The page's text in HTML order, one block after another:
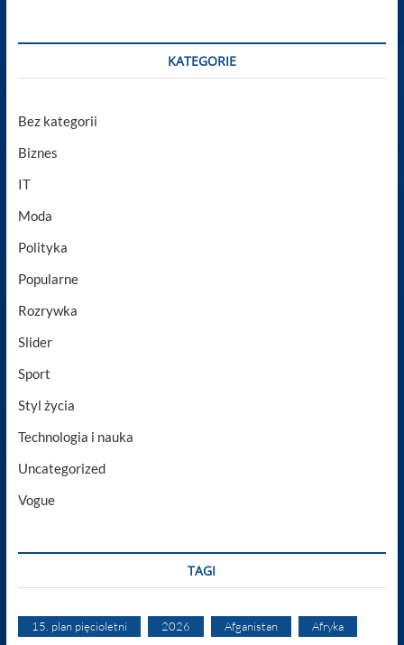
KATEGORIE
Bez kategorii
Biznes
IT
Moda
Polityka
Popularne
Rozrywka
Slider
Sport
Styl życia
Technologia i nauka
Uncategorized
Vogue
TAGI
15. plan pięcioletni 2026 Afganistan Afryka